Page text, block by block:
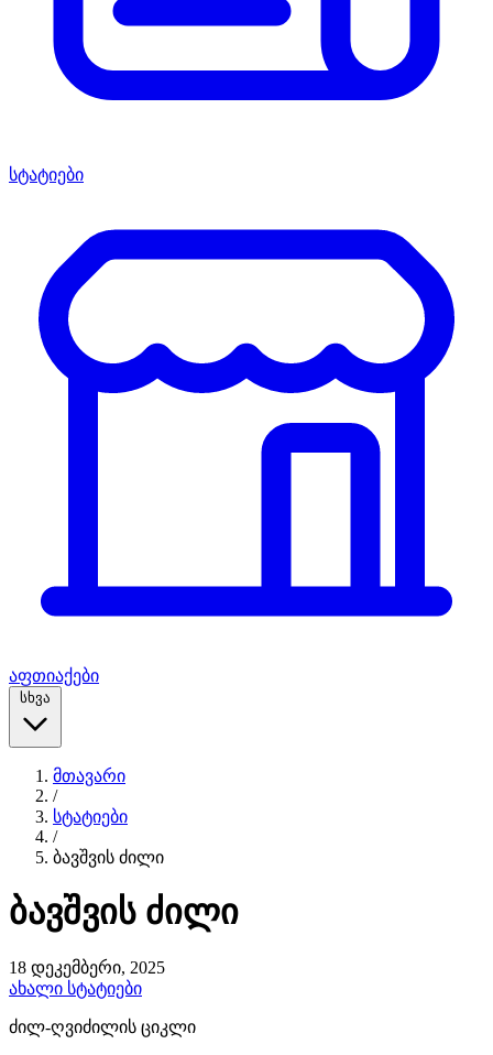
სტატიები
აფთიაქები
სხვა
მთავარი
/
სტატიები
/
ბავშვის ძილი
ბავშვის ძილი
18 დეკემბერი, 2025
ახალი სტატიები
ძილ-ღვიძილის ციკლი